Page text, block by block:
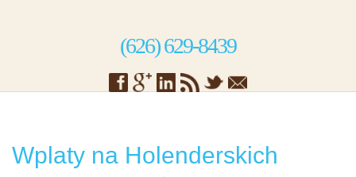
(626) 629-8439
Wplaty na Holenderskich